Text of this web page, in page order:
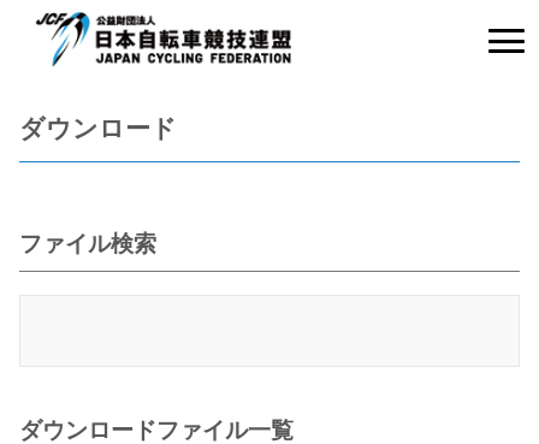
ダウンロード
ファイル検索
ダウンロードファイル一覧